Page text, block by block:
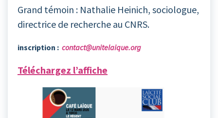
Grand témoin : Nathalie Heinich, sociologue,
directrice de recherche au CNRS.
inscription : contact@unitelaique.org
Téléchargez l’affiche